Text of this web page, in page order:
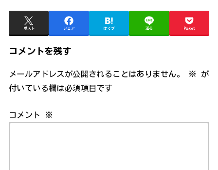
ポスト シェア はてブ 送る Pocket
コメントを残す
メールアドレスが公開されることはありません。 ※
が
付いている欄は必須項目です
コメント ※